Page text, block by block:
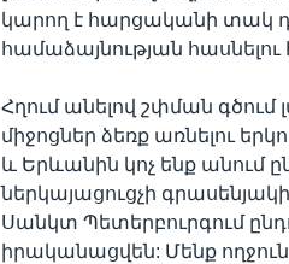
կարող է հարցականի տակ
համաձայնության հասնելու
Հղում անելով շփման գծում
միջոցներ ձեռք առնելու
և Երևանին կոչ ենք անում
ներկայացուցչի
Սանկտ Պետերբուրգում
իրականացվեն: Մենք